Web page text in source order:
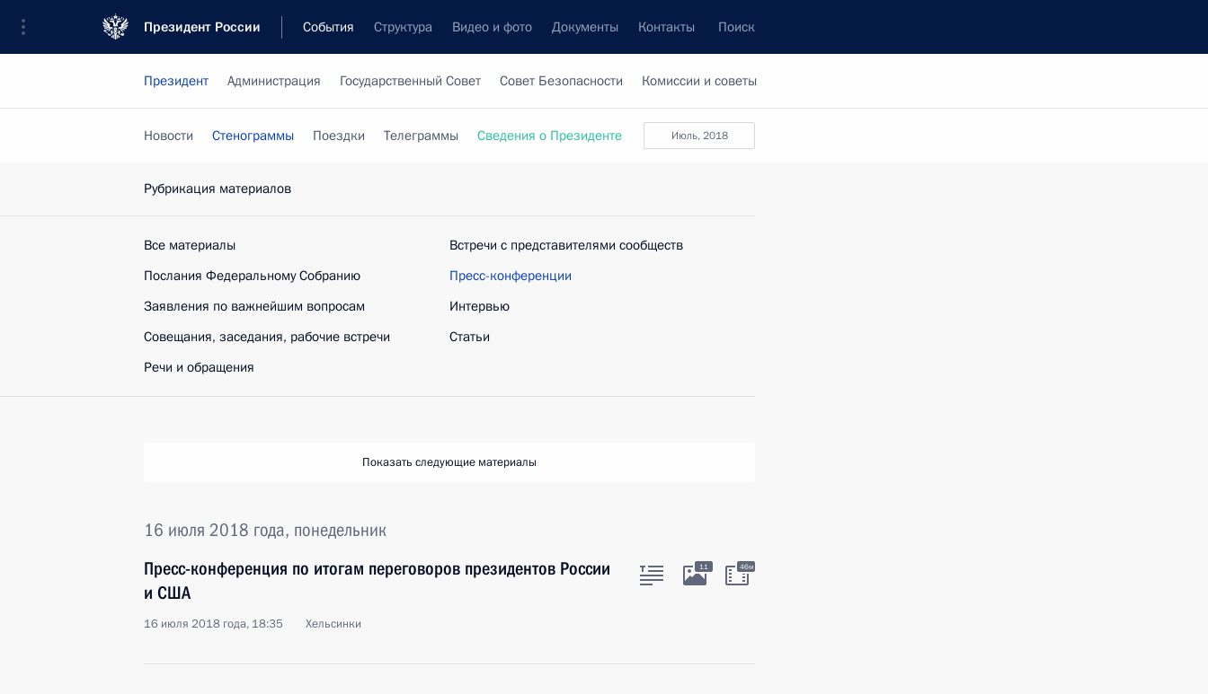
Президент России События Структура Видео и фото Документы Контакты Поиск
Президент Администрация Государственный Совет Совет Безопасности Комиссии и советы
июль, 2018
Новости Стенограммы Поездки Телеграммы Сведения о Президенте
Рубрикация материалов
Все материалы
Послания Федеральному Собранию
Заявления по важнейшим вопросам
Совещания, заседания, рабочие встречи
Речи и обращения
Встречи с представителями сообществ
Пресс-конференции
Интервью
Статьи
Показать следующие материалы
16 июля 2018 года, понедельник
Пресс-конференция по итогам переговоров президентов России
и США
16 июля 2018 года, 18:35 Хельсинки
11 46м